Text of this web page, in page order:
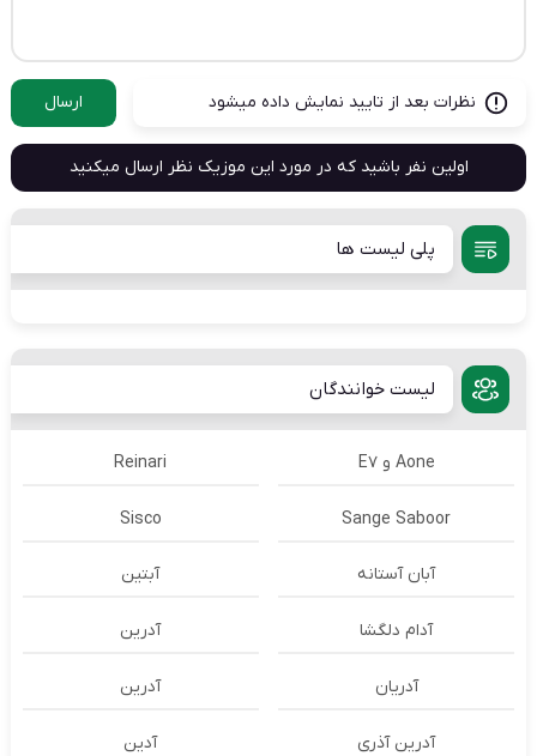
نظرات بعد از تایید نمایش داده میشود ارسال
اولین نفر باشید که در مورد این موزیک نظر ارسال میکنید
پلی لیست ها
لیست خوانندگان
Aone و E7 Reinari
Sange Saboor
Sisco
آبان آستانه آبتین
آدام دلگشا آدرين
آدریان آدرین
آدرین آذری آدین